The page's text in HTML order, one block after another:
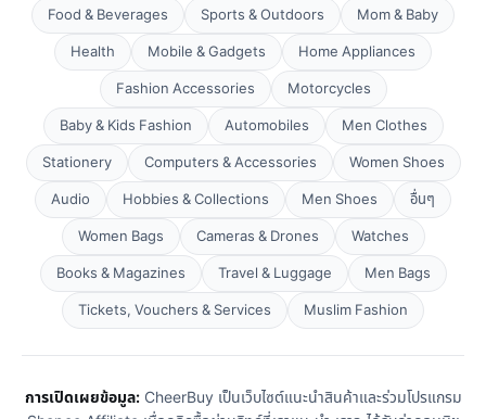
Food & Beverages
Sports & Outdoors
Mom & Baby
Health
Mobile & Gadgets
Home Appliances
Fashion Accessories
Motorcycles
Baby & Kids Fashion
Automobiles
Men Clothes
Stationery
Computers & Accessories
Women Shoes
Audio
Hobbies & Collections Men Shoes
อื่นๆ
Women Bags
Cameras & Drones
Watches
Books & Magazines
Travel & Luggage
Men Bags
Tickets, Vouchers & Services
Muslim Fashion
การเปิดเผยข้อมูล:CheerBuy เป็นเว็บไซต์แนะนำสินค้าและร่วมโปรแกรม